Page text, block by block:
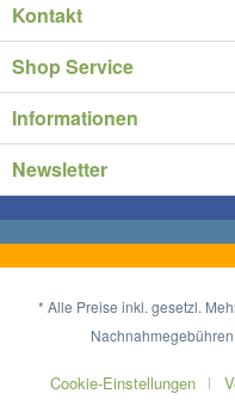
Kontakt
Shop Service
Informationen
Newsletter
* Alle Preise inkl. gesetzl.
Cookie-Einstellungen